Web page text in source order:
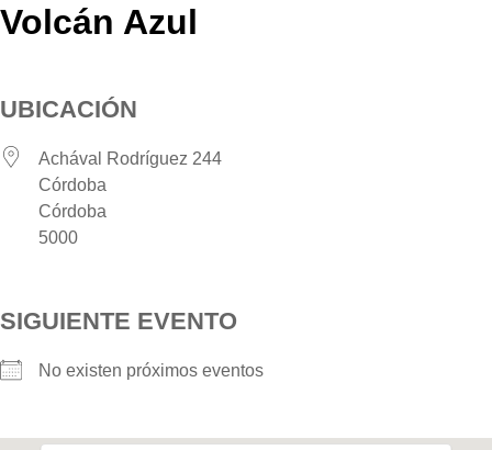
Volcán Azul
UBICACIÓN
Achával Rodríguez 244
Córdoba
Córdoba
5000
SIGUIENTE EVENTO
No existen próximos eventos